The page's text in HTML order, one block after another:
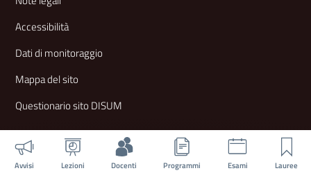
Avvisi Lezioni Docenti Programmi Esami Lauree
Accessibilità
Dati di monitoraggio
Mappa del sito
Questionario sito DISUM